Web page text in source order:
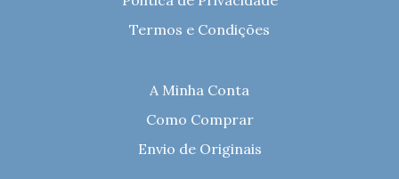
Termos e Condições
A Minha Conta
Como Comprar
Envio de Originais